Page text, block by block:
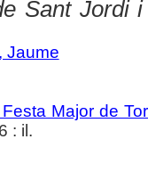
Sant Jordi
Jaume
Major de
: il.